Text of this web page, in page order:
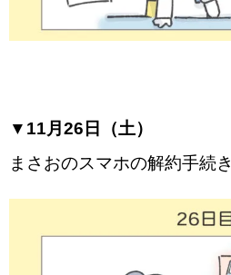
▼11月26日（土）
まさおのスマホの解約手続き